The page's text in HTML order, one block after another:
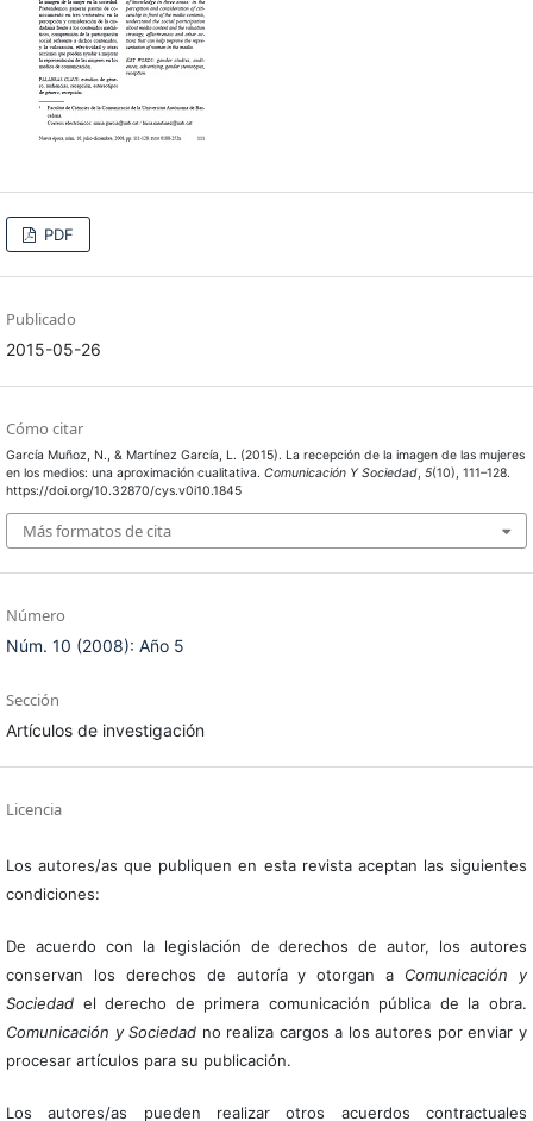
PDF
Publicado
2015-05-26
Cómo citar
García Muñoz, N., & Martínez García, L. (2015). La recepción de la imagen de las mujeres
en los medios: una aproximación cualitativa. Comunicación Y Sociedad, 5(10), 111–128.
https://doi.org/10.32870/cys.v0i10.1845
Más formatos de cita
Número
Núm. 10 (2008): Año 5
Sección
Artículos de investigación
Licencia
Los autores/as que publiquen en esta revista aceptan las siguientes
condiciones:
De acuerdo con la legislación de derechos de autor, los autores
conservan los derechos de autoría y otorgan a Comunicación y
Sociedadel derecho de primera comunicación pública de la obra.
Comunicación y Sociedad no realiza cargos a los autores por enviar y
procesar artículos para su publicación.
Los autores/as pueden realizar otros acuerdos contractuales